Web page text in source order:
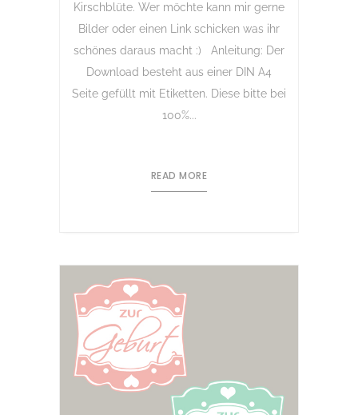
Kirschblüte. Wer möchte kann mir gerne
Bilder oder einen Link schicken was ihr
schönes daraus macht :) Anleitung: Der
Download besteht aus einer DIN A4
Seite gefüllt mit Etiketten. Diese bitte bei
100%...
READ MORE